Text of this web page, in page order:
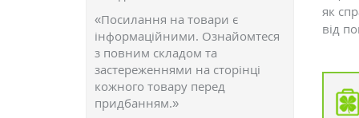
«Посилання на товари є
інформаційними. Ознайомтеся
з повним складом та
застереженнями на сторінці
кожного товару перед
придбанням.»
як
від